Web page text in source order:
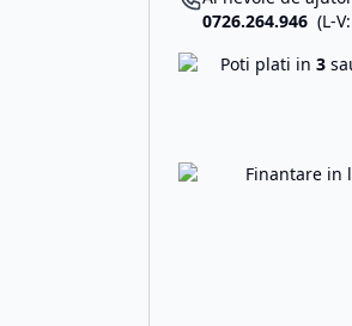
0726.264.946 (L-
Poti plati in 3
Finantare in